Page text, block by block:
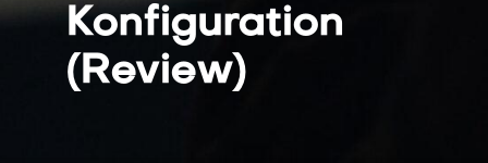
Konfiguration
(Review)